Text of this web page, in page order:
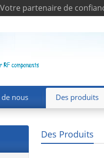
partenaire de
nous Des produits
Des Produits